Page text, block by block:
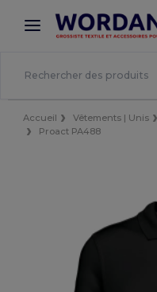
× Appli Wordans
Meilleurs prix sur
Accueil Vêtements | Unis
Proact PA488